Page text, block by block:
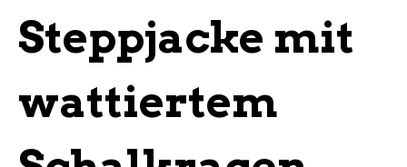
Steppjacke mit
wattiertem